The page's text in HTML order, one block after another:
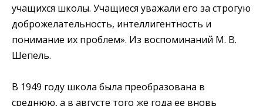
учащихся школы. Учащиеся уважали его за строгую
доброжелательность, интеллигентность и
понимание их проблем». Из воспоминаний М. В.
Шепель.
В 1949 году школа была преобразована в
среднюю, а в августе того же года ее вновь